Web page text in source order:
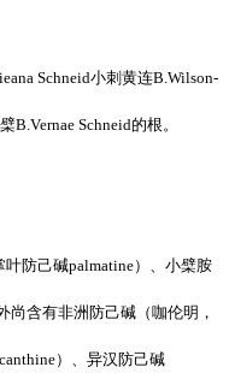
Schneid小刺黄连B.Wilson-
B.Vernae Schneid的根。
防己碱palmatine）、小檗胺
尚含有非洲防己碱（咖伦明，
）、异汉防己碱